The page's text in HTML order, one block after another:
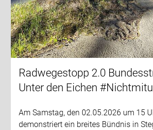
Radwegestopp 2.0
Unter den Eichen
Am Samstag, den 02.05.2026 um 15
demonstriert ein breites Bündnis in